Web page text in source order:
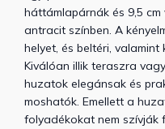
háttámlapárnák és 9,5
antracit színben. A
helyet, és beltéri,
Kiválóan illik teraszra
huzatok elegánsak és
moshatók. Emellett a
folyadékokat nem szívják